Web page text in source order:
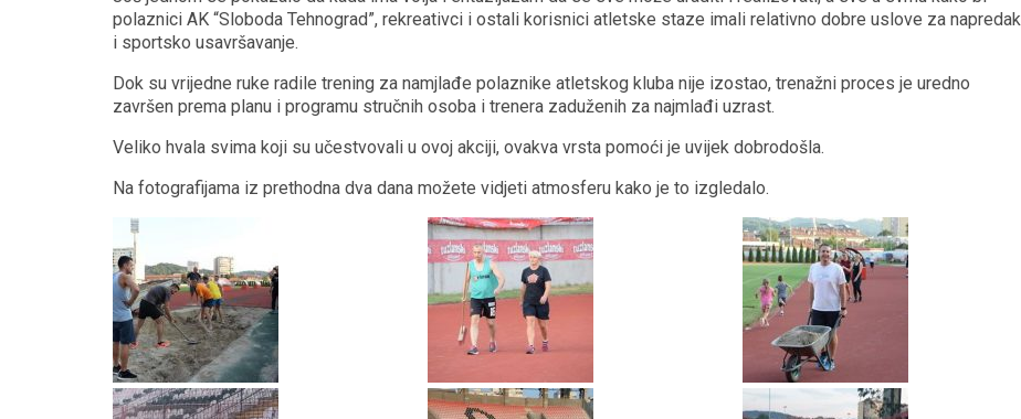
polaznici AK “Sloboda Tehnograd”, rekreativci i ostali korisnici atletske staze imali relativno dobre uslove za napredak
i sportsko usavršavanje.
Dok su vrijedne ruke radile trening za namjlađe polaznike atletskog kluba nije izostao, trenažni proces je uredno
završen prema planu i programu stručnih osoba i trenera zaduženih za najmlađi uzrast.
Veliko hvala svima koji su učestvovali u ovoj akciji, ovakva vrsta pomoći je uvijek dobrodošla.
Na fotografijama iz prethodna dva dana možete vidjeti atmosferu kako je to izgledalo.